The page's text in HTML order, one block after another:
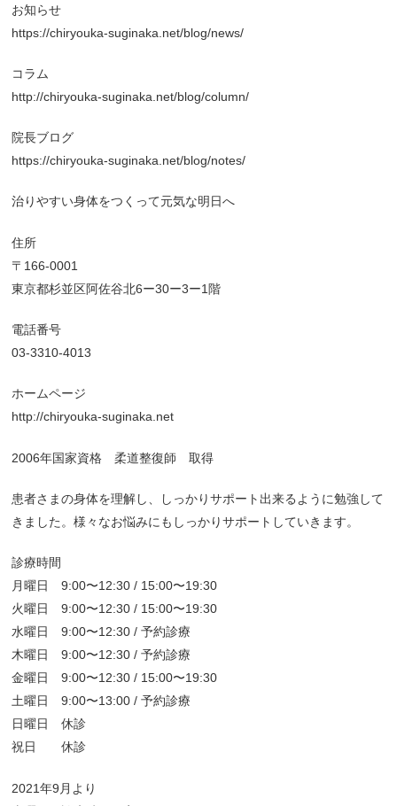
お知らせ
https://chiryouka-suginaka.net/blog/news/
コラム
http://chiryouka-suginaka.net/blog/column/
院長ブログ
https://chiryouka-suginaka.net/blog/notes/
治りやすい身体をつくって元気な明日へ
住所
〒166-0001
東京都杉並区阿佐谷北6ー30ー3ー1階
電話番号
03-3310-4013
ホームページ
http://chiryouka-suginaka.net
2006年国家資格 柔道整復師 取得
患者さまの身体を理解し、しっかりサポート出来るように勉強して
きました。様々なお悩みにもしっかりサポートしていきます。
診療時間
月曜日 9:00〜12:30 / 15:00〜19:30
火曜日 9:00〜12:30 / 15:00〜19:30
水曜日 9:00〜12:30 / 予約診療
木曜日 9:00〜12:30 / 予約診療
金曜日 9:00〜12:30 / 15:00〜19:30
土曜日 9:00〜13:00 / 予約診療
日曜日 休診
祝日 休診
2021年9月より